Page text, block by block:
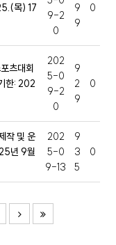
목) 17
9-2
0
9
9
0
츠대회
한: 202
202
5-0
9-2
0
9
2
9
0
작 및 운
년 9월
202
5-0
9-13
9
3
5
0